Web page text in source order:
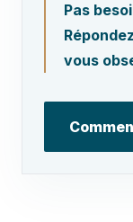
Pas
vous